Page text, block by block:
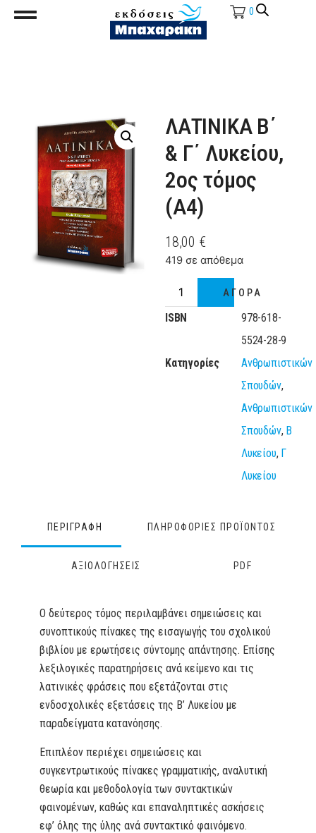
0
ΛΑΤΙΝΙΚΑ B΄
& Γ΄ Λυκείου,
2ος τόμος
(Α4)
18,00 €
419 σε απόθεμα
ΑΓΟΡΑ
ISBN
978-618-
5524-28-9
Κατηγορίες
Ανθρωπιστικών
Σπουδών,
Ανθρωπιστικών
Σπουδών, Β
Λυκείου, Γ
Λυκείου
ΠΕΡΙΓΡΑΦΗ ΠΛΗΡΟΦΟΡΙΕΣ ΠΡΟΪΟΝΤΟΣ
ΑΞΙΟΛΟΓΗΣΕΙΣ PDF
Ο δεύτερος τόμος περιλαμβάνει σημειώσεις και
συνοπτικούς πίνακες της εισαγωγής του σχολικού
βιβλίου με ερωτήσεις σύντομης απάντησης. Επίσης
λεξιλογικές παρατηρήσεις ανά κείμενο και τις
λατινικές φράσεις που εξετάζονται στις
ενδοσχολικές εξετάσεις της Β’ Λυκείου με
παραδείγματα κατανόησης.
Επιπλέον περιέχει σημειώσεις και
συγκεντρωτικούς πίνακες γραμματικής, αναλυτική
θεωρία και μεθοδολογία των συντακτικών
φαινομένων, καθώς και επαναληπτικές ασκήσεις
εφ’ όλης της ύλης ανά συντακτικό φαινόμενο.